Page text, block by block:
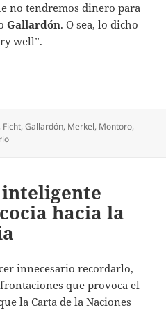
no tendremos dinero para
Gallardón. O sea, lo dicho
well”.
Ficht,Gallardón, Merkel, Montoro,
en Rajoy y Merkel: “How are you
hacia la
innecesario recordarlo,
que provoca el
la Carta de la Naciones